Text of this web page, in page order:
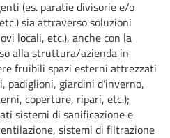
(es. paratie divisorie e/o
sia attraverso soluzioni
locali, etc.), anche con la
alla struttura/azienda in
fruibili spazi esterni attrezzati
padiglioni, giardini d’inverno,
coperture, ripari, etc.);
sistemi di sanificazione e
sistemi di filtrazione